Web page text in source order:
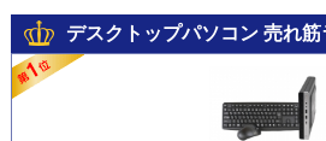
デスクトップパソコン 売れ